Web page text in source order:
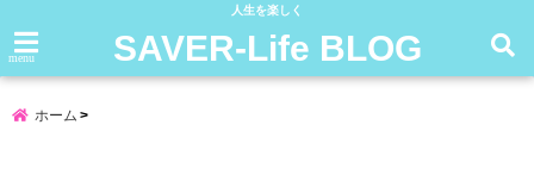
人生を楽しく
menu SAVER-Life BLOG
ホーム